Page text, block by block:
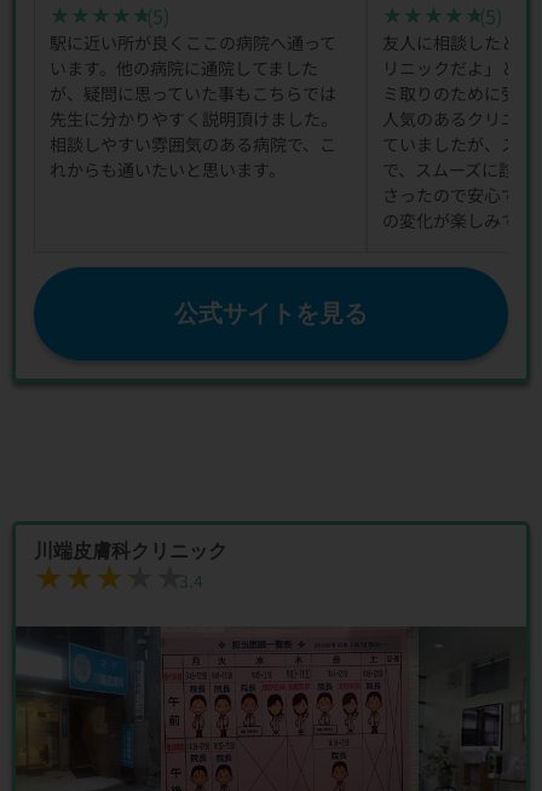
★★★★★
★★★★★(5)
駅に近い所が良くここの病院へ通って
います。他の病院に通院してました
が、疑問に思っていた事もこちらでは
先生に分かりやすく説明頂けました。
相談しやすい雰囲気のある病院で、こ
れからも通いたいと思います。
★★★★★
★★★★★(5)
友人に相談したとこ
リニックだよ」と
ミ取りのために受
人気のあるクリニ
ていましたが、ス
で、スムーズに診察
さったので安心で
の変化が楽しみです
公式サイトを見る
川端皮膚科クリニック
★★★★★
★★★★★3.4